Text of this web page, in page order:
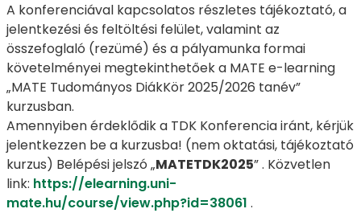
A konferenciával kapcsolatos részletes tájékoztató, a
jelentkezési és feltöltési felület, valamint az
összefoglaló (rezümé) és a pályamunka formai
követelményei megtekinthetőek a MATE e-learning
„MATE Tudományos DiákKör 2025/2026 tanév”
kurzusban.
Amennyiben érdeklődik a TDK Konferencia iránt, kérjük
jelentkezzen be a kurzusba! (nem oktatási, tájékoztató
kurzus) Belépési jelszó „MATETDK2025” . Közvetlen
link: https://elearning.uni-
mate.hu/course/view.php?id=38061 .